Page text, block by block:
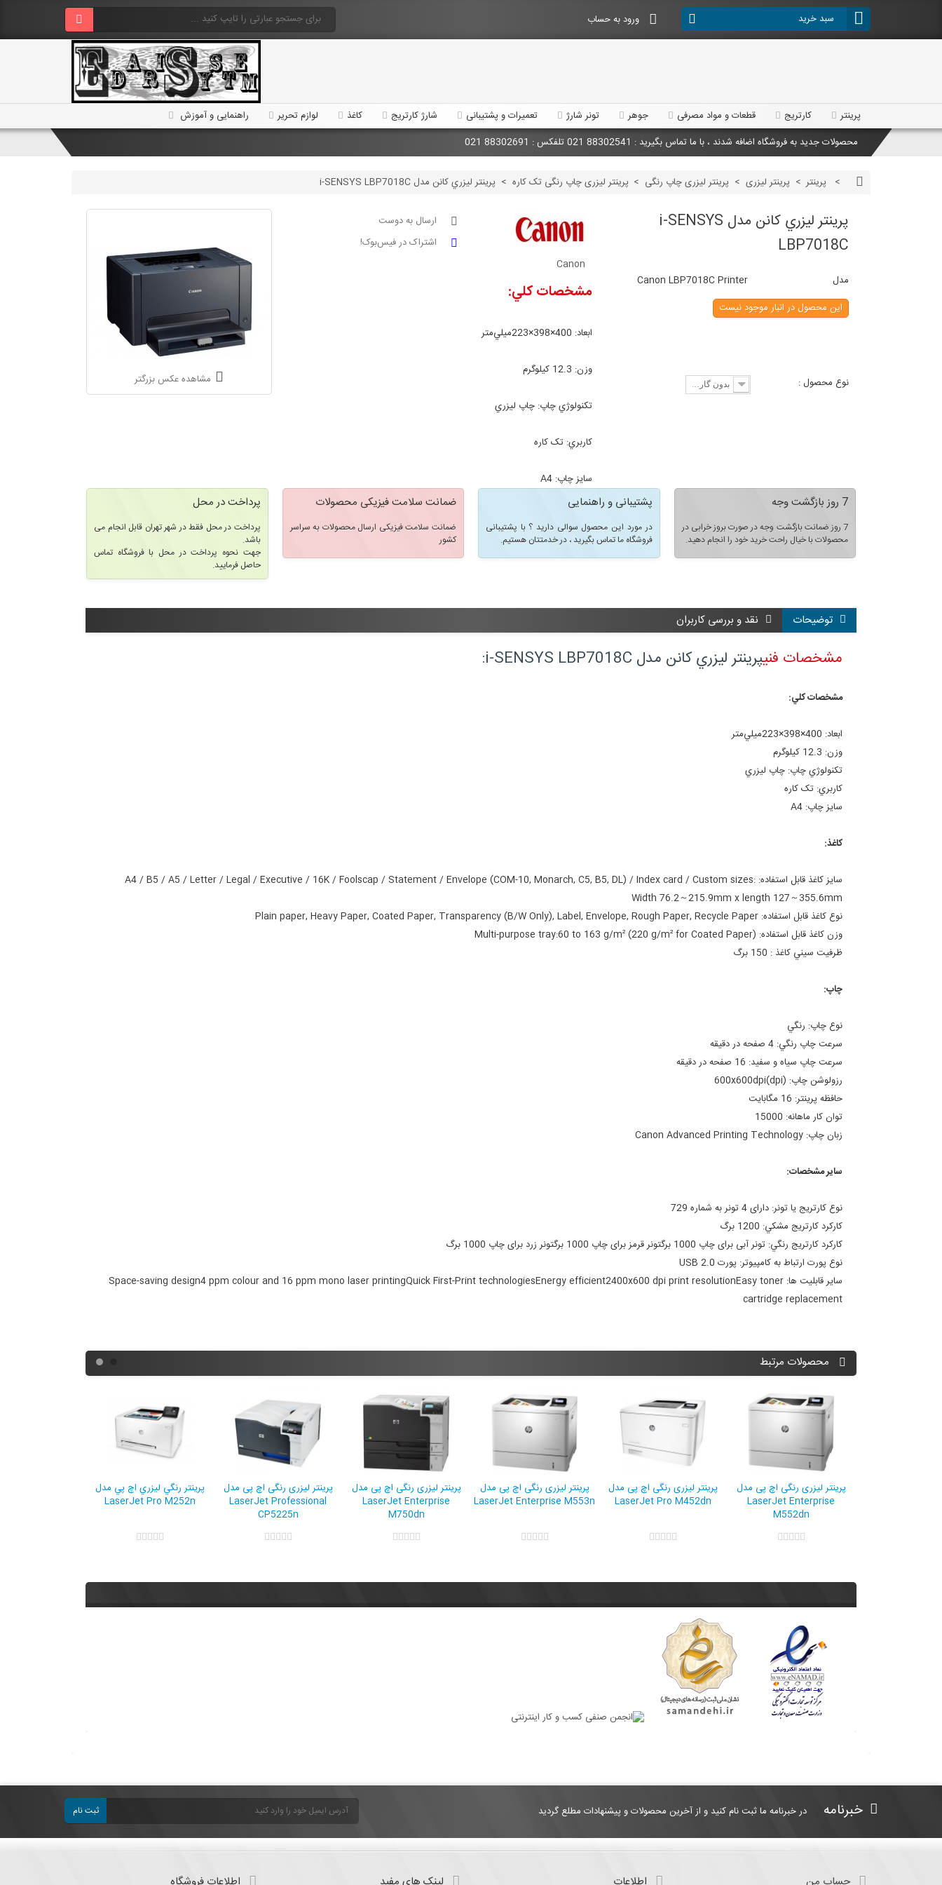
سبد خرید ورود به حساب
پرینتر کارتریج قطعات و مواد مصرفی جوهر تونر شارژ تعمیرات و پشتیبانی شارژ کارتریج کاغذ لوازم تحریر
راهنمایی و آموزش
فروشگاه اداری سیستم ، با ما تماس بگیرید : 88302541 021 تلفکس : 88302691 021
فروشگاه اداری سیستم ، با ما تماس بگیرید : 88302541 021 تلفکس : 88302691 021
> پرینتر > پرینتر لیزری > پرینتر لیزری چاپ رنگی > پرینتر لیزری چاپ رنگی تک کاره > پرينتر ليزري کانن مدل i-SENSYS LBP7018C
مشاهده عکس بزرگتر
پرينتر ليزري کانن مدل i-SENSYS
LBP7018C
مدل
Canon LBP7018C Printer
این محصول در انبار موجود نیست
نوع محصول : بدون گارانتی
Canon
ارسال به دوست
اشتراک در فیس‌بوک!
مشخصات کلي:
ابعاد: 400×398×223ميلي‌متر
وزن: 12.3 کيلوگرم
تکنولوژي چاپ: چاپ ليزري
کاربري: تک کاره
سايز چاپ: A4
7 روز بازگشت وجه
7 روز ضمانت بازگشت وجه در صورت بروز خرابی در
محصولات با خیال راحت خرید خود را انجام دهید.
پشتیبانی و راهنمایی
در مورد این محصول سوالی دارید ؟ با پشتیبانی
فروشگاه ما تماس بگیرید ، در خدمتتان هستیم.
ضمانت سلامت فیزیکی محصولات
ضمانت سلامت فیزیکی ارسال محصولات به سراسر
کشور
پرداخت در محل
پرداخت در محل فقط در شهر تهران قابل انجام می
باشد.
جهت نحوه پرداخت در محل با فروشگاه تماس
حاصل فرمایید.
توضیحات نقد و بررسی کاربران
مشخصات فنیپرينتر ليزري کانن مدل i-SENSYS LBP7018C:
مشخصات کلي:
ابعاد: 400×398×223ميلي‌متر
وزن: 12.3 کيلوگرم
تکنولوژي چاپ: چاپ ليزري
کاربري: تک کاره
سايز چاپ: A4
کاغذ:
سايز کاغذ قابل استفاده: A4 / B5 / A5 / Letter / Legal / Executive / 16K / Foolscap / Statement / Envelope (COM-10, Monarch, C5, B5, DL) / Index card / Custom sizes:
Width 76.2～215.9mm x length 127～355.6mm
نوع کاغذ قابل استفاده: Plain paper, Heavy Paper, Coated Paper, Transparency (B/W Only), Label, Envelope, Rough Paper, Recycle Paper
وزن کاغذ قابل استفاده:
Multi-purpose tray:60 to 163 g/m² (220 g/m² for Coated Paper)
ظرفيت سيني کاغذ : 150 برگ
چاپ:
نوع چاپ: رنگي
سرعت چاپ رنگي: 4 صفحه در دقیقه
سرعت چاپ سياه و سفيد: 16 صفحه در دقیقه
رزولوشن چاپ: (dpi)
600x600dpi
حافظه پرينتر: 16 مگابايت
توان کار ماهانه: 15000
زبان چاپ: Canon Advanced Printing Technology
ساير مشخصات:
نوع کارتريج يا تونر: دارای 4 تونر به شماره 729
کارکرد کارتريج مشکي: 1200 برگ
کارکرد کارتريج رنگي: تونر آبی برای چاپ 1000 برگ تونر قرمز برای چاپ 1000 برگ
تونر زرد برای چاپ 1000 برگ
نوع پورت ارتباط به کامپيوتر: پورت USB 2.0
ساير قابليت ها:
Space-saving design4 ppm colour and 16 ppm mono laser printingQuick First-Print technologiesEnergy efficient2400x600 dpi print resolutionEasy toner
cartridge replacement
محصولات مرتبط
پرینتر لیزری رنگی اچ پی مدل
LaserJet Professional
پرینتر لیزری رنگی اچ پی مدل
LaserJet Enterprise
M750dn
پرینتر لیزری رنگی اچ پی مدل
LaserJet Enterprise M553n
پرینتر لیزری رنگی اچ پی مدل
LaserJet Pro M452dn
پرینتر لیزری رنگی اچ پی مدل
LaserJet Enterprise
پرینتر لیزری رنگی اچ پی مدل
LaserJet Pro M452nw
خبرنامه در خبرنامه ما ثبت نام کنید و از آخرین محصولات و پیشنهادات مطلع گردید ثبت نام